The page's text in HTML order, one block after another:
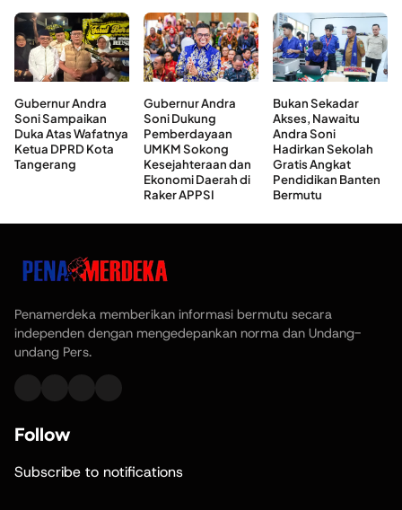
Gubernur Andra
Soni Sampaikan
Duka Atas Wafatnya
Ketua DPRD Kota
Tangerang
Gubernur Andra
Soni Dukung
Pemberdayaan
UMKM Sokong
Kesejahteraan dan
Ekonomi Daerah di
Raker APPSI
Bukan Sekadar
Akses, Nawaitu
Andra Soni
Hadirkan Sekolah
Gratis Angkat
Pendidikan Banten
Bermutu
Penamerdeka memberikan informasi bermutu secara
independen dengan mengedepankan norma dan Undang-
undang Pers.
Follow
Subscribe to notifications